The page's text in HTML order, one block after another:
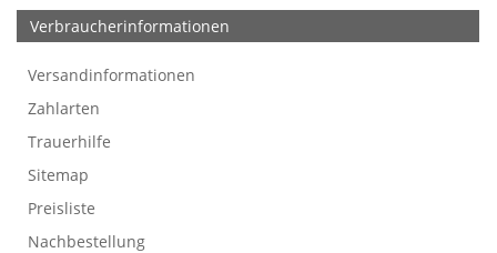
Verbraucherinformationen
Versandinformationen
Zahlarten
Trauerhilfe
Sitemap
Preisliste
Nachbestellung
Werbefreie Trauerkarten
Tipps
So bestellen Sie
Preise und Muster
Texte für Trauerkarten
Texte für Kondolenzkarten